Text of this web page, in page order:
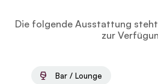
Die folgende Ausstattung
zur
Bar / Lounge